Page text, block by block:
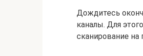
Дождитесь
каналы. Для
сканирование на